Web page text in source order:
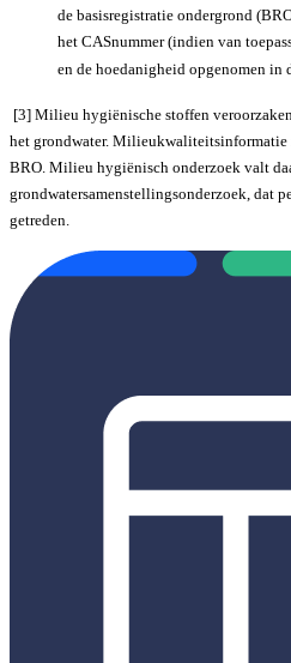
de basisregistratie ondergrond
het CASnummer (indien van
en de hoedanigheid opgenomen in
[3] Milieu hygiënische stoffen
het grondwater.
BRO. Milieu hygiënisch onderzoek valt
grondwatersamenstellingsonderzoek, dat
getreden.